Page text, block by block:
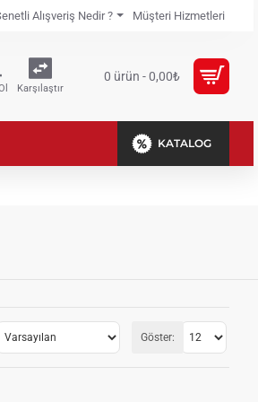
Alışveriş Nedir ? Müşteri Hizmetleri
Karşılaştır
0 ürün - 0,00₺
KATALOG
Göster: